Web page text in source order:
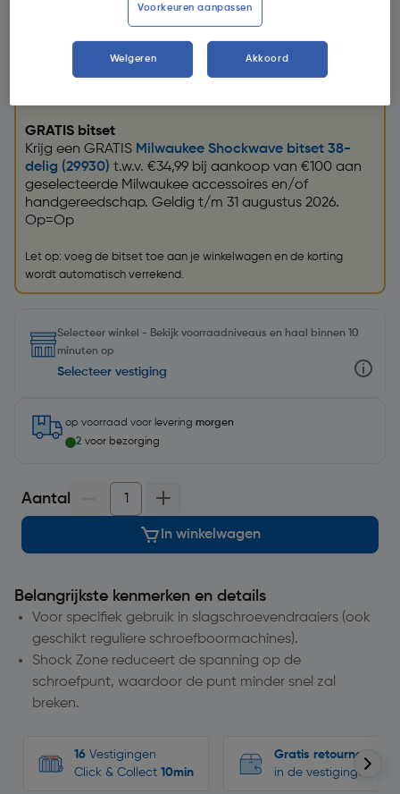
Kies productvariant(55)
GRATIS bitset
Krijg een GRATIS Milwaukee Shockwave bitset 38-
delig (29930) t.w.v. €34,99 bij aankoop van €100 aan
geselecteerde Milwaukee accessoires en/of
handgereedschap. Geldig t/m 31 augustus 2026.
Op=Op
Let op: voeg de bitset toe aan je winkelwagen en de korting
wordt automatisch verrekend.
Selecteer winkel - Bekijk voorraadniveaus en haal binnen 10
minuten op
Selecteer vestiging
op voorraad voor levering morgen
2 voor bezorging
Aantal
In winkelwagen
Belangrijkste kenmerken en details
Voor specifiek gebruik in slagschroevendraaiers (ook
geschikt reguliere schroefboormachines).
Shock Zone reduceert de spanning op de
schroefpunt, waardoor de punt minder snel zal
breken.
16 Vestigingen
Click & Collect 10min
Gratis retourneren
in de vestigingen
Voorkeuren aanpassen
Weigeren Akkoord